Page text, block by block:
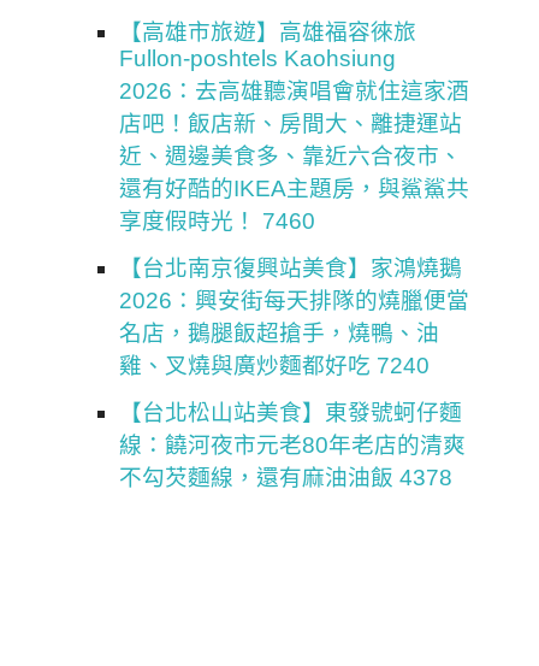
【高雄市旅遊】高雄福容徠旅
Fullon-poshtels Kaohsiung
2026：去高雄聽演唱會就住這家酒
店吧！飯店新、房間大、離捷運站
近、週邊美食多、靠近六合夜市、
還有好酷的IKEA主題房，與鯊鯊共
享度假時光！ 7460
【台北南京復興站美食】家鴻燒鵝
2026：興安街每天排隊的燒臘便當
名店，鵝腿飯超搶手，燒鴨、油
雞、叉燒與廣炒麵都好吃 7240
【台北松山站美食】東發號蚵仔麵
線：饒河夜市元老80年老店的清爽
不勾芡麵線，還有麻油油飯 4378